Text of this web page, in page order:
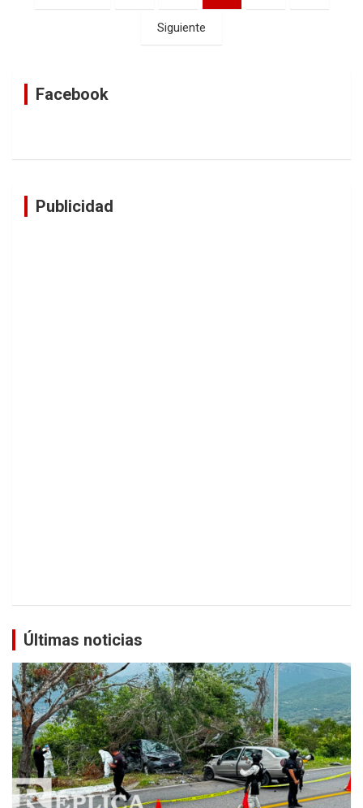
Siguiente
Facebook
Publicidad
Últimas noticias